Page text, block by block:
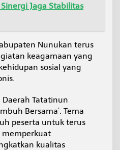
Jaga Stabilitas
Nunukan terus
keagamaan yang
sosial yang
Daerah Tatatinun
Bersama’. Tema
peserta untuk terus
kualitas